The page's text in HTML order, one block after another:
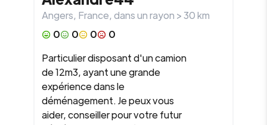
Angers, France, dans un rayon >30km
0
0 0
0
Particulier disposant d'un camion
de 12m3, ayant une grande
expérience dans le
déménagement. Je peux vous
aider, conseiller pour votre futur